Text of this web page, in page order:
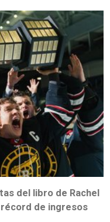
del libro de Rachel
récord de ingresos